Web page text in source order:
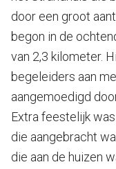
door een groot
begon in de
van 2,3 kilometer.
begeleiders aan
aangemoedigd
Extra feestelijk
die aangebracht
die aan de huizen